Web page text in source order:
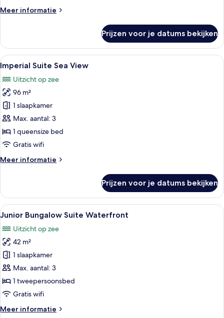
Meer informatie
Meer
2
Bedroom
Sea
View
Prijzen voor je datums bekijken
Alle
foto's
voor
Imperial
Suite
Sea
View
laden
Een weelderige woonkamer met
5
Imperial Suite Sea View
Uitzicht op zee
96 m²
1 slaapkamer
Max. aantal: 3
1 queensize bed
Gratis wifi
Meer informatie
Meer
Suite
Sea
View
Prijzen voor je datums bekijken
Alle
foto's
voor
Junior
Bungalow
Suite
Waterfront
laden
Een zwembadterras met uitzicht op
7
Junior Bungalow Suite Waterfront
Uitzicht op zee
42 m²
1 slaapkamer
Max. aantal: 3
1 tweepersoonsbed
Gratis wifi
Meer informatie
Meer